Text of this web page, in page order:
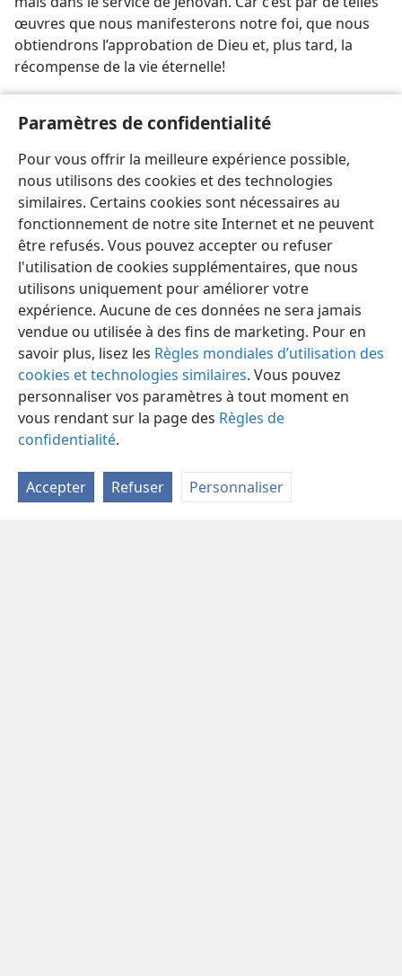
Paramètres de confidentialité
Pour vous offrir la meilleure expérience possible,
nous utilisons des cookies et des technologies
similaires. Certains cookies sont nécessaires au
fonctionnement de notre site Internet et ne peuvent
être refusés. Vous pouvez accepter ou refuser
l'utilisation de cookies supplémentaires, que nous
utilisons uniquement pour améliorer votre
expérience. Aucune de ces données ne sera jamais
vendue ou utilisée à des fins de marketing. Pour en
savoir plus, lisez les Règles mondiales d’utilisation des
cookies et technologies similaires. Vous pouvez
personnaliser vos paramètres à tout moment en
vous rendant sur la page des Règles de
confidentialité.
Accepter Refuser Personnaliser
œuvres que nous manifesterons notre foi, que nous
obtiendrons l’approbation de Dieu et, plus tard, la
récompense de la vie éternelle!
sagement son temps.